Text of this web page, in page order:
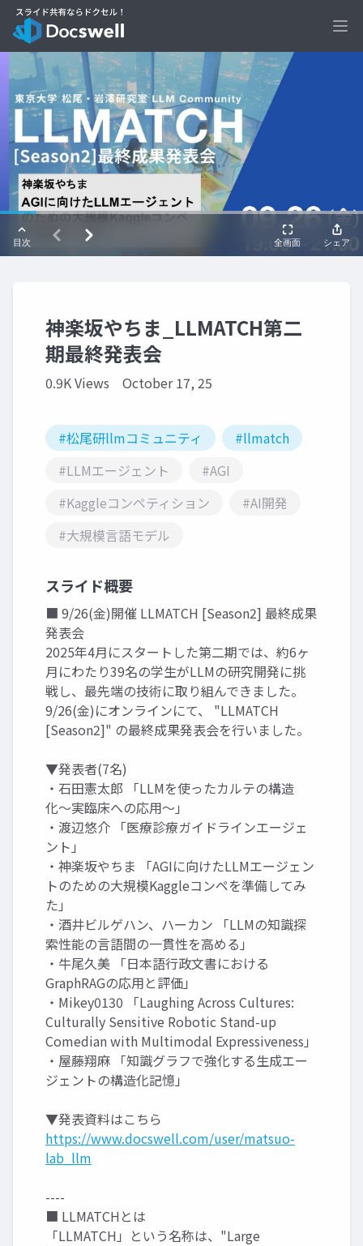
神楽坂やちま_LLMATCH第二
期最終発表会
0.9K Views October 17, 25
#松尾研llmコミュニティ
#llmatch
#LLMエージェント
#AGI
#Kaggleコンペティション
#AI開発
#大規模言語モデル
スライド概要
■ 9/26(金)開催 LLMATCH [Season2] 最終成果
発表会
2025年4月にスタートした第二期では、約6ヶ
月にわたり39名の学生がLLMの研究開発に挑
戦し、最先端の技術に取り組んできました。
9/26(金)にオンラインにて、 "LLMATCH
[Season2]" の最終成果発表会を行いました。
▼発表者(7名)
・石田憲太郎 「LLMを使ったカルテの構造
化〜実臨床への応用〜」
・渡辺悠介 「医療診療ガイドラインエージェ
ント」
・神楽坂やちま 「AGIに向けたLLMエージェン
トのための大規模Kaggleコンペを準備してみ
た」
・酒井ビルゲハン、ハーカン 「LLMの知識探
索性能の言語間の一貫性を高める」
・牛尾久美 「日本語行政文書における
GraphRAGの応用と評価」
・Mikey0130 「Laughing Across Cultures:
Culturally Sensitive Robotic Stand-up
Comedian with Multimodal Expressiveness」
・屋藤翔麻 「知識グラフで強化する生成エー
ジェントの構造化記憶」
▼発表資料はこちら
https://www.docswell.com/user/matsuo-
lab_llm
----
■ LLMATCHとは
「LLMATCH」という名称は、"Large